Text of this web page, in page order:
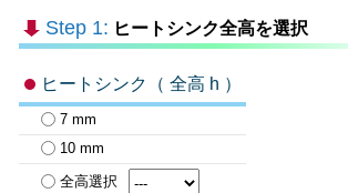
Step 1: ヒートシンク全高を選択
ヒートシンク（ 全高 h ）
7 mm
10 mm
全高選択